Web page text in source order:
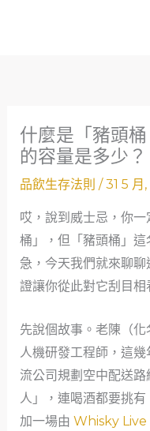
什麼是「豬頭
的容量是多少？
品飲生存法則 /31 5 月
哎，說到威士忌，你
桶」，但「豬頭桶」這
急，今天我們就來聊
證讓你從此對它刮目相
先說個故事。老陳（
人機研發工程師，這
流公司規劃空中配送
人」，連喝酒都要挑
加一場由 Whisky Live